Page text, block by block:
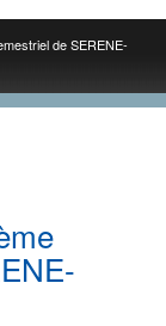
de SERENE-